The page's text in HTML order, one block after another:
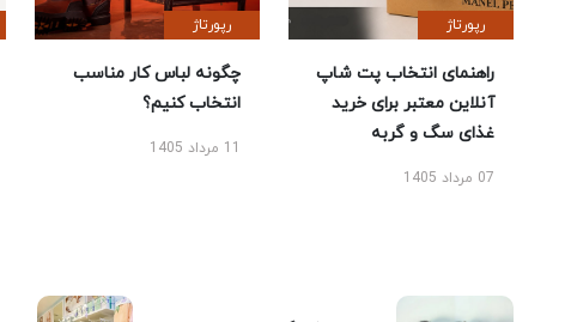
رپورتاژ
راهنمای انتخاب پت شاپ
آنلاین معتبر برای خرید
غذای سگ و گربه
07 مرداد 1405
رپورتاژ
چگونه لباس کار مناسب
انتخاب کنیم؟
11 مرداد 1405